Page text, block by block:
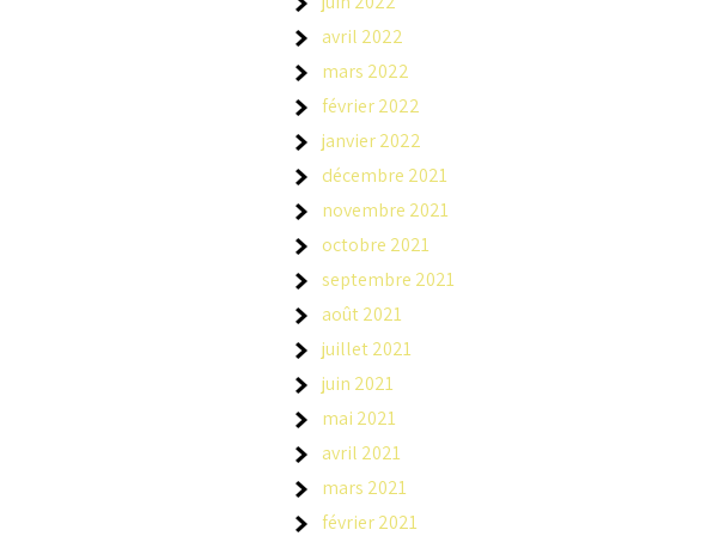
avril 2022
mars 2022
février 2022
janvier 2022
décembre 2021
novembre 2021
octobre 2021
septembre 2021
août 2021
juillet 2021
juin 2021
mai 2021
avril 2021
mars 2021
février 2021